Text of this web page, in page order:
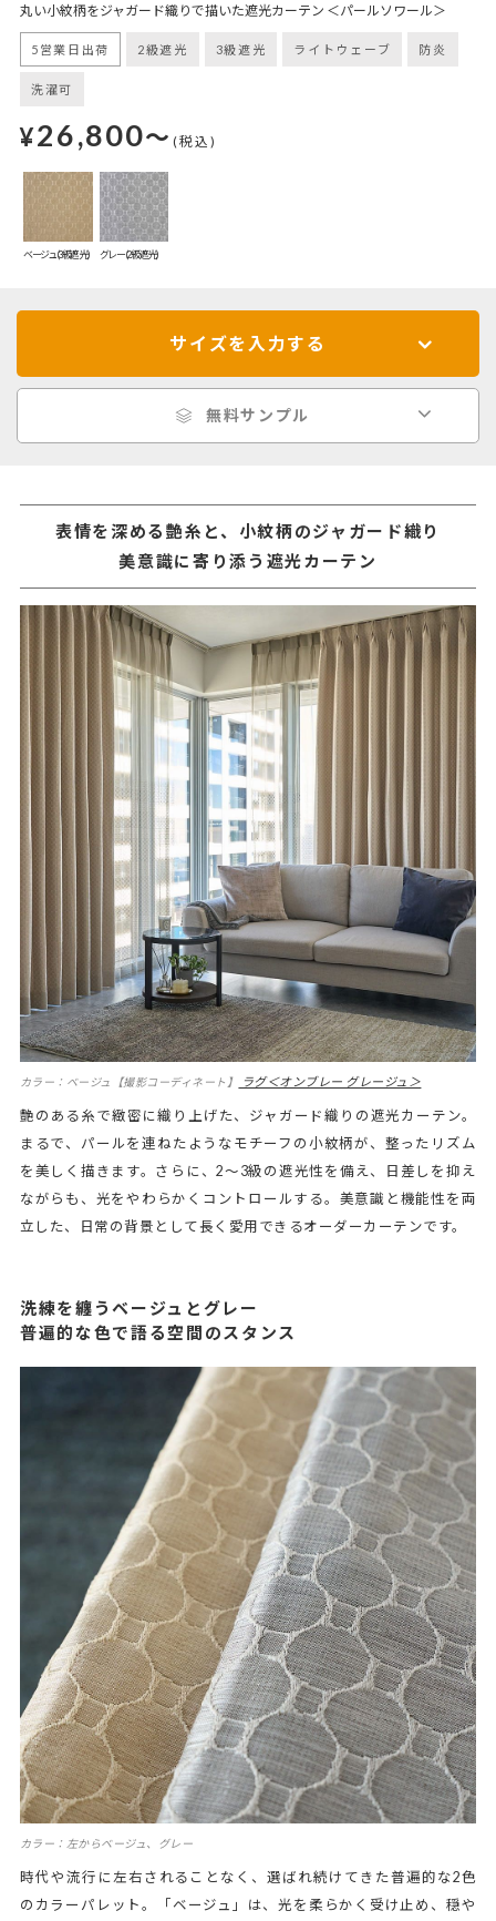
丸い小紋柄をジャガード織りで描いた遮光カーテン ＜パールソワール＞
5営業日出荷 2級遮光 3級遮光 ライトウェーブ 防炎
洗濯可
¥26,800～ (税込)
ベージュ(3級遮光) グレー(2級遮光)
サイズを入力する
無料サンプル
表情を深める艶糸と、小紋柄のジャガード織り
美意識に寄り添う遮光カーテン
カラー：ベージュ【撮影コーディネート】 ラグ＜オンブレー グレージュ＞
艶のある糸で緻密に織り上げた、ジャガード織りの遮光カーテン。
まるで、パールを連ねたようなモチーフの小紋柄が、整ったリズム
を美しく描きます。さらに、2～3級の遮光性を備え、日差しを抑え
ながらも、光をやわらかくコントロールする。美意識と機能性を両
立した、日常の背景として長く愛用できるオーダーカーテンです。
洗練を纏うベージュとグレー
普遍的な色で語る空間のスタンス
カラー：左からベージュ、グレー
時代や流行に左右されることなく、選ばれ続けてきた普遍的な2色
のカラーパレット。「ベージュ」は、光を柔らかく受け止め、穏や